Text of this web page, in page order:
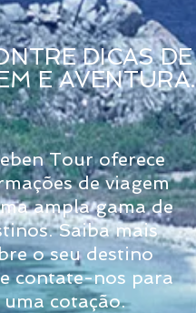
DICAS DE
E AVENTURA.
Tour oferece
de viagem
ampla gama de
Saiba mais
o seu destino
contate-nos para
uma cotação.